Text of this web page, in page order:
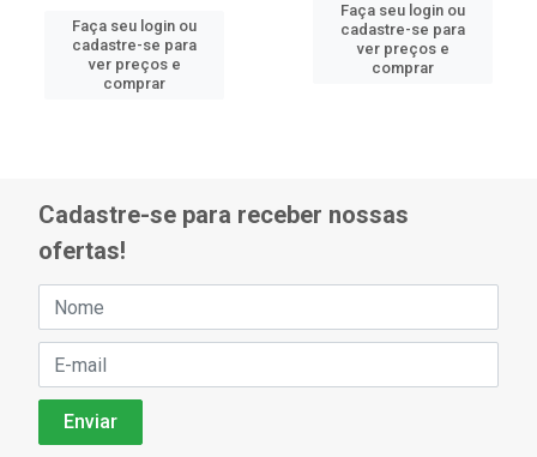
Faça seu login ou
cadastre-se para
ver preços e
comprar
Faça seu login ou
cadastre-se para
ver preços e
comprar
Cadastre-se para receber nossas
ofertas!